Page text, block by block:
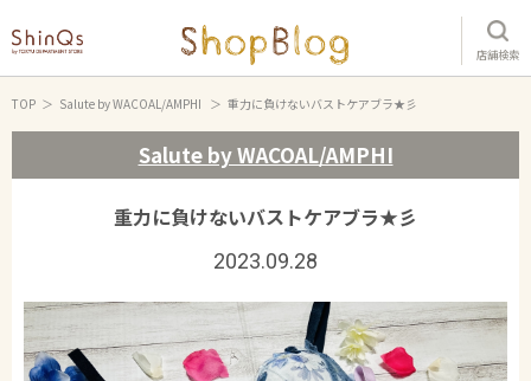
店舗検索
TOP Salute by WACOAL/AMPHI 重力に負けないバストケアブラ★彡
Salute by WACOAL/AMPHI
重力に負けないバストケアブラ★彡
2023.09.28